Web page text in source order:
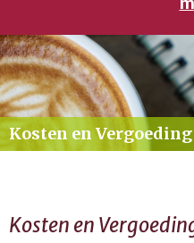
Kosten en Vergoeding
Kosten en